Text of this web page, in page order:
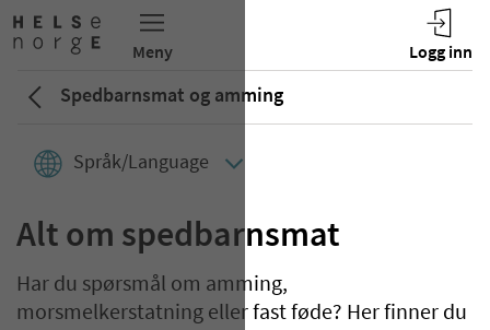
Spedbarnsmat og amming
Språk/Language
Alt om spedbarnsmat
Har du spørsmål om amming,
morsmelkerstatning eller fast føde? Her finner du